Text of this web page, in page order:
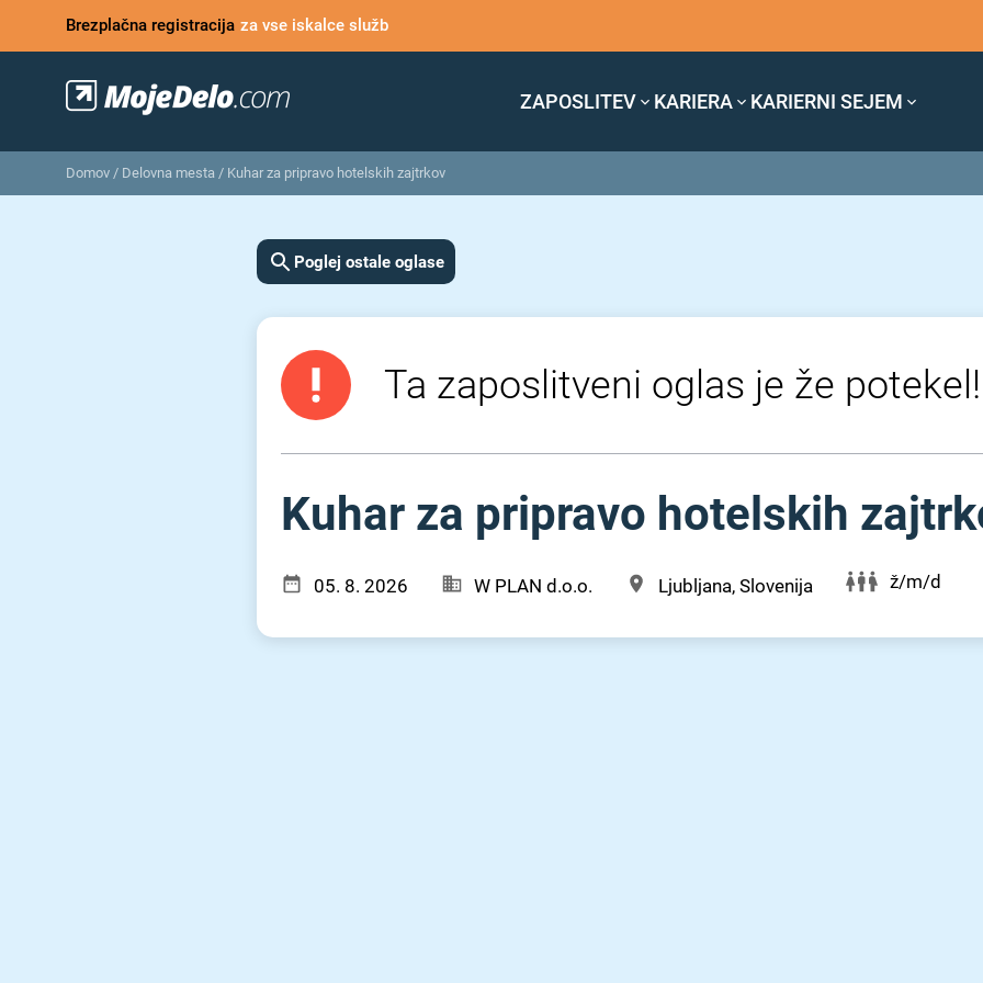
Brezplačna registracija za vse iskalce služb
ZAPOSLITEV KARIERA KARIERNI SEJEM
Domov / Delovna mesta / Kuhar za pripravo hotelskih zajtrkov
Poglej ostale oglase
Ta zaposlitveni oglas je že potekel!
Kuhar za pripravo hotelskih
05. 8. 2026 W PLAN d.o.o. Ljubljana, Slovenija ž/m/d